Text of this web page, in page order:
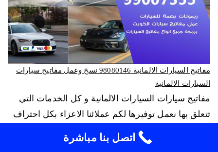
مفاتيح السيارات الالمانية 98080146‬ نسخ وعمل مفاتيح سيارات
السيارات الالمانية
مفاتيح سيارات السيارات الالمانية و كل الخدمات التي
تتعلق بها نعمل توفيرها لكم عملائنا الاعزاء بكل احتراف
و اتقان في شركتنا التي اختصت في هذا المجال، لدينا
امهر طاقم عمل يضم العديد من الفنين و المهندسين و
اتصل بنا مباشرة